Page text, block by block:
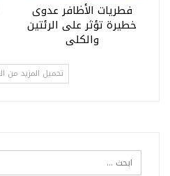
فطريات الأظافر عدوى
خطيرة تؤثر على الرئتين
والكلى
تحميل المزيد من